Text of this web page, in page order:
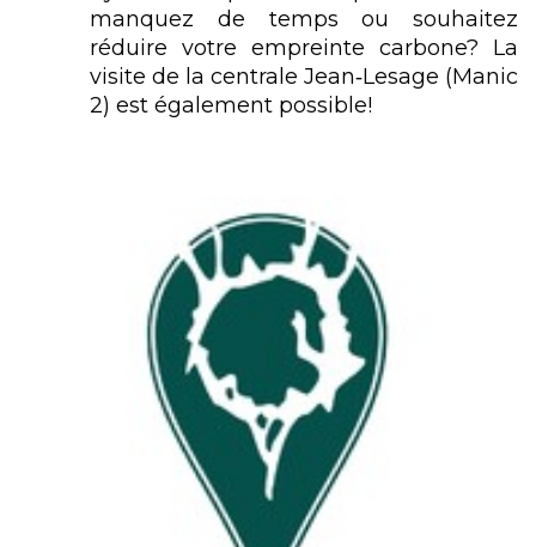
manquez de temps ou souhaitez
réduire votre empreinte carbone? La
visite de la centrale Jean‑Lesage (Manic
2) est également possible!